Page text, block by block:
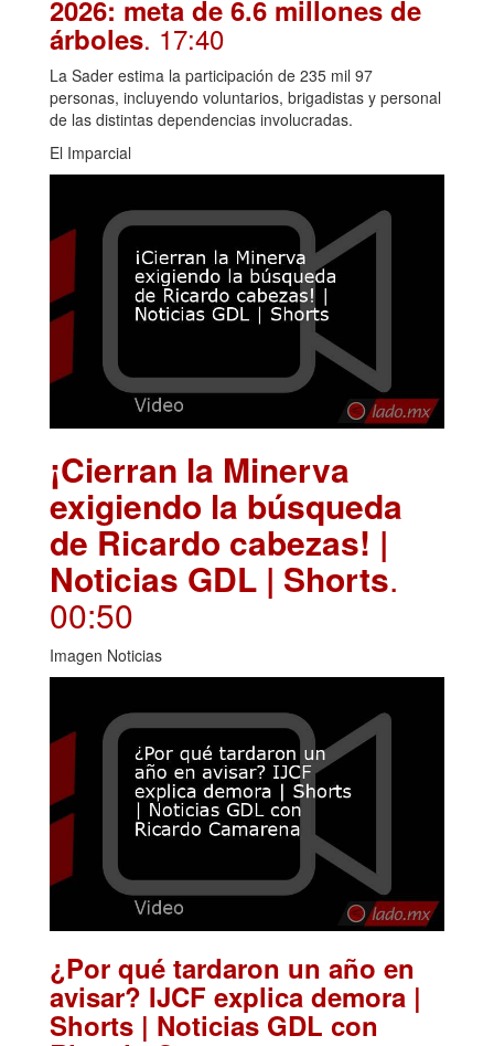
2026: meta de 6.6 millones de
árboles. 17:40
La Sader estima la participación de 235 mil 97
personas, incluyendo voluntarios, brigadistas y personal
de las distintas dependencias involucradas.
El Imparcial
¡Cierran la Minerva
exigiendo la búsqueda
de Ricardo cabezas! |
Noticias GDL | Shorts.
00:50
Imagen Noticias
¿Por qué tardaron un año en
avisar? IJCF explica demora |
Shorts | Noticias GDL con